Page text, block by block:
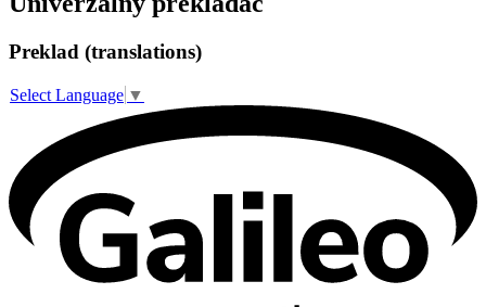
Preklad (translations)
Select Language ▼